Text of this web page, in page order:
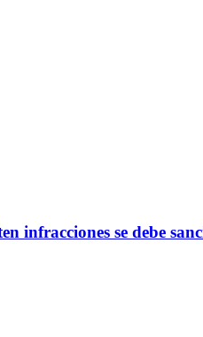
infracciones se debe